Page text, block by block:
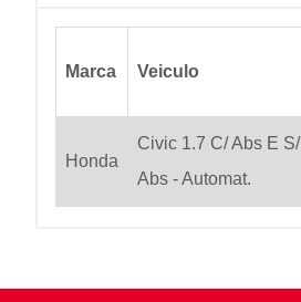
Marca Veiculo
Honda
Civic 1.7 C/ Abs E S/
Abs - Automat.